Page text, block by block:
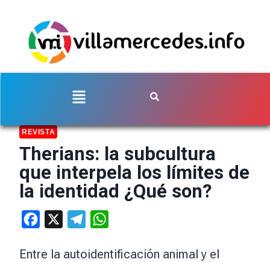
REVISTA
Therians: la subcultura
que interpela los límites de
la identidad ¿Qué son?
Facebook Telegram
Entre la autoidentificación animal y el